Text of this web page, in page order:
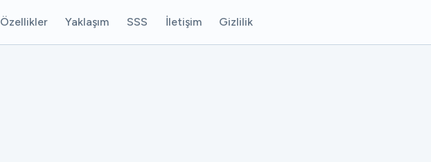
Özellikler Yaklaşım SSS İletişim Gizlilik